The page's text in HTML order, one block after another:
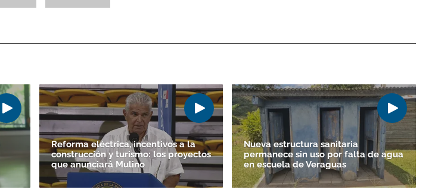
Reforma eléctrica, incentivos a la
construcción y turismo: los proyectos
que anunciará Mulino
Nueva estructura sanitaria
permanece sin uso por falta de agua
en escuela de Veraguas